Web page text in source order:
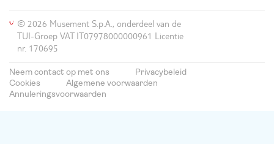
© 2026 Musement S.p.A., onderdeel van de
TUI-Groep VAT IT07978000000961 Licentie
nr. 170695
Neem contact op met ons
Privacybeleid
Cookies
Algemene voorwaarden
Annuleringsvoorwaarden